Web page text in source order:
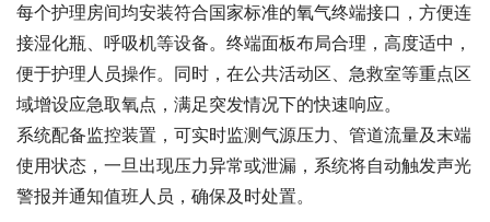
每个护理房间均安装符合国家标准的氧气终端接口，方便连
接湿化瓶、呼吸机等设备。终端面板布局合理，高度适中，
便于护理人员操作。同时，在公共活动区、急救室等重点区
域增设应急取氧点，满足突发情况下的快速响应。
系统配备监控装置，可实时监测气源压力、管道流量及末端
使用状态，一旦出现压力异常或泄漏，系统将自动触发声光
警报并通知值班人员，确保及时处置。